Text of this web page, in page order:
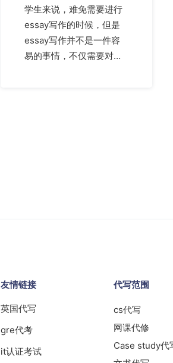
学生来说，难免需要进行
essay写作的时候，但是
essay写作并不是一件容
易的事情，不仅需要对…
友情链接
英国代写
gre代考
it认证考试
代写范围
cs代写
网课代修
Case study代